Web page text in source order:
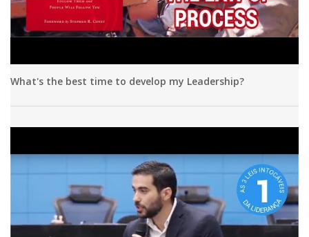
What's the best time to develop my Leadership?